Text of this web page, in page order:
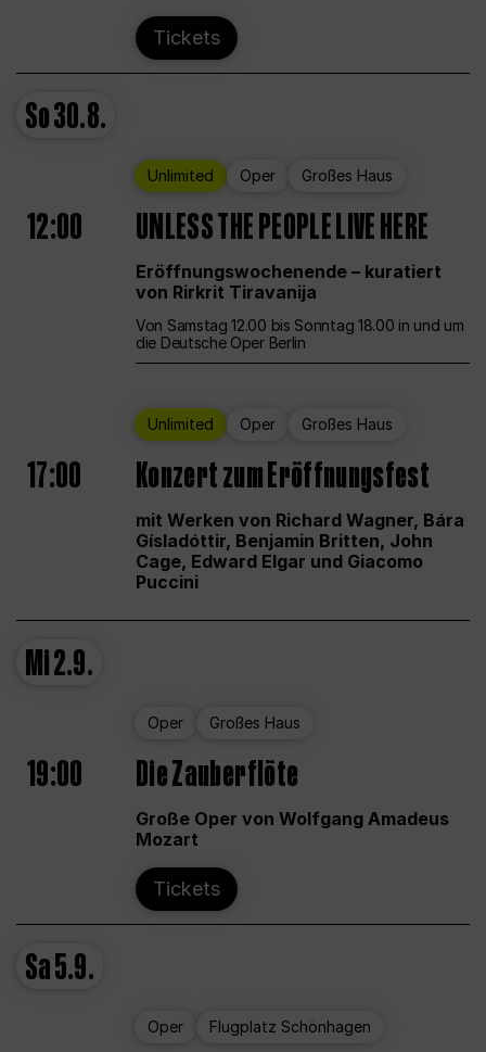
Tickets
So30.8.
Unlimited Oper Großes Haus
12:00 UNLESS THE PEOPLE LIVE HERE
Eröffnungswochenende – kuratiert
von Rirkrit Tiravanija
Von Samstag 12.00 bis Sonntag 18.00 in und um
die Deutsche Oper Berlin
Unlimited Oper Großes Haus
17:00 Konzert zum Eröffnungsfest
mit Werken von Richard Wagner, Bára
Gísladóttir, Benjamin Britten, John
Cage, Edward Elgar und Giacomo
Puccini
Mi2.9.
Oper Großes Haus
19:00 Die Zauberflöte
Große Oper von Wolfgang Amadeus
Mozart
Tickets
Sa5.9.
Oper Flugplatz Schönhagen